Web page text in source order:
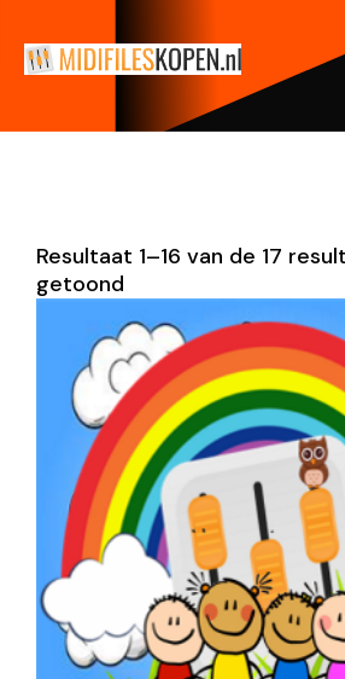
Resultaat 1–16 van de 17
getoond